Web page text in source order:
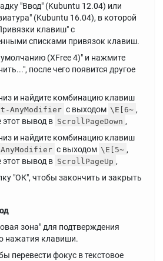
"Ввод" (Kubuntu 12.04) или
(Kubuntu 16.04), в которой
клавиш" с
списками привязок клавиш.
(XFree 4)" и нажмите
после чего появится другое
и найдите комбинацию клавиш
AnyModifier с выходом \E[6~ ,
этот вывод в ScrollPageDown ,
и найдите комбинацию клавиш
с выходом \E[5~ ,
этот вывод в ScrollPageUp ,
"ОК", чтобы закончить и закрыть
зона" для подтверждения
нажатия клавиши.
перевести фокус в текстовое